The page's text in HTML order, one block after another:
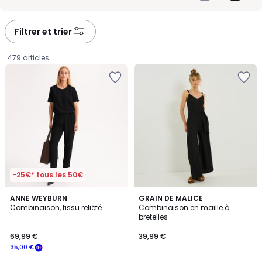
facile à porter et toujours actuelle, la combinaison noire réunit de
nombreux atouts.
Filtrer et trier
479 articles
-25€* tous les 50€
ANNE WEYBURN
Combinaison, tissu reliéfé
€
souscrivez
35,00 €
69,99 €
4,4
/ 5
2
Couleurs
GRAIN DE MALICE
Combinaison en maille à
bretelles
39,99 €